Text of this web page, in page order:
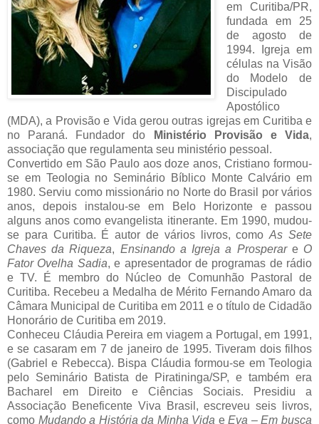
em Curitiba/PR,
fundada em 25
de agosto de
1994. Igreja em
células na Visão
do Modelo de
Discipulado
Apostólico
(MDA), a Provisão e Vida gerou outras igrejas em Curitiba e
no Paraná. Fundador do
Ministério Provisão e Vida,
associação que regulamenta seu ministério pessoal.
Convertido em São Paulo aos doze anos, Cristiano formou-
se em Teologia no Seminário Bíblico Monte Calvário em
1980. Serviu como missionário no Norte do Brasil por vários
anos, depois instalou-se em Belo Horizonte e passou
alguns anos como evangelista itinerante. Em 1990, mudou-
se para Curitiba. É autor de vários livros, comoAs Sete
Chaves da Riqueza, Ensinando a Igreja a Prosperare O
Fator Ovelha Sadia, e apresentador de programas de rádio
e TV. É membro do Núcleo de Comunhão Pastoral de
Curitiba. Recebeu a Medalha de Mérito Fernando Amaro da
Câmara Municipal de Curitiba em 2011 e o título de Cidadão
Honorário de Curitiba em 2019.
Conheceu Cláudia Pereira em viagem a Portugal, em 1991,
e se casaram em 7 de janeiro de 1995. Tiveram dois filhos
(Gabriel e Rebecca). Bispa Cláudia formou-se em Teologia
pelo Seminário Batista de Piratininga/SP, e também era
Bacharel em Direito e Ciências Sociais. Presidiu a
Associação Beneficente Viva Brasil, escreveu seis livros,
como Mudando a História da Minha Vida eEva – Em busca